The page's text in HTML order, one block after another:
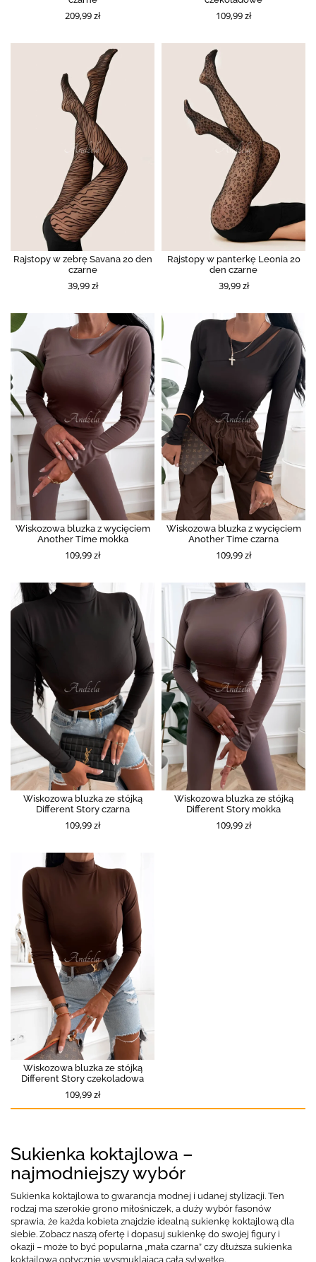
209,99 zł 109,99 zł
Rajstopy w zebrę Savana 20 den
czarne
39,99 zł
Rajstopy w panterkę Leonia 20
den czarne
39,99 zł
Wiskozowa bluzka z wycięciem
Another Time mokka
109,99 zł
Wiskozowa bluzka z wycięciem
Another Time czarna
109,99 zł
Wiskozowa bluzka ze stójką
Different Story czarna
109,99 zł
Wiskozowa bluzka ze stójką
Different Story mokka
109,99 zł
Wiskozowa bluzka ze stójką
Different Story czekoladowa
109,99 zł
Sukienka koktajlowa –
najmodniejszy wybór
Sukienka koktajlowa to gwarancja modnej i udanej stylizacji. Ten
rodzaj ma szerokie grono miłośniczek, a duży wybór fasonów
sprawia, że każda kobieta znajdzie idealną sukienkę koktajlową dla
siebie. Zobacz naszą ofertę i dopasuj sukienkę do swojej figury i
okazji – może to być popularna „mała czarna” czy dłuższa sukienka
koktajlowa optycznie wysmuklająca całą sylwetkę.